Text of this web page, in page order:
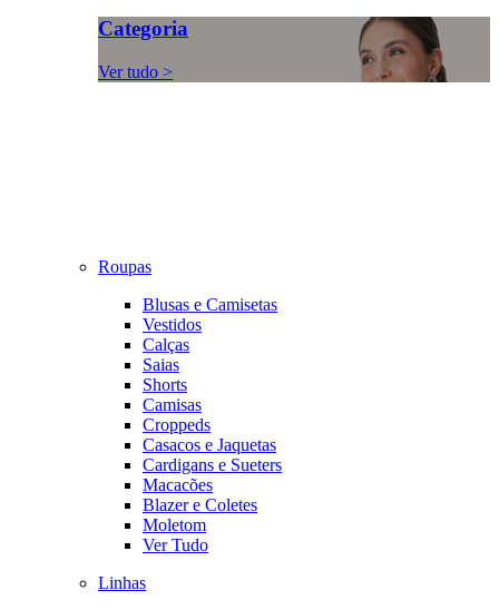
Categoria
Ver tudo >
Roupas
Blusas e Camisetas
Vestidos
Calças
Saias
Shorts
Camisas
Croppeds
Casacos e Jaquetas
Cardigans e Sueters
Macacões
Blazer e Coletes
Moletom
Ver Tudo
Linhas